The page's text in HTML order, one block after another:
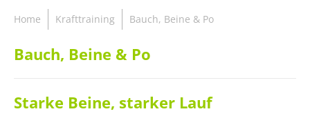
Home Krafttraining Bauch, Beine & Po
Bauch, Beine & Po
Starke Beine, starker Lauf